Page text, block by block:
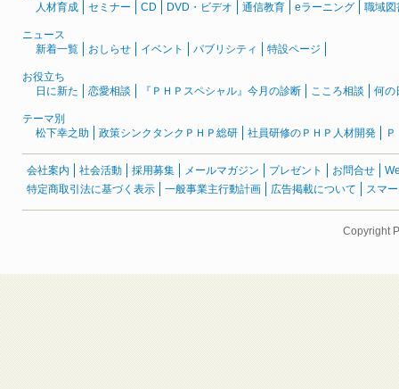
人材育成
セミナー CD DVD・ビデオ 通信教育 eラーニング 職域図
ニュース
新着一覧
おしらせ イベント パブリシティ 特設ページ
お役立ち
日に新た
恋愛相談 『ＰＨＰスペシャル』今月の診断 こころ相談 何の
テーマ別
松下幸之助
政策シンクタンクＰＨＰ総研 社員研修のＰＨＰ人材開発
会社案内 社会活動 採用募集 メールマガジン プレゼント お問合せ
特定商取引法に基づく表示
一般事業主行動計画 広告掲載について スマ
Copyright